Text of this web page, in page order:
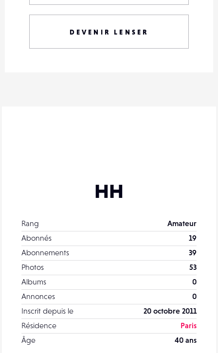
HH
Rang
Amateur
Abonnés
19
Abonnements
39
Photos
53
Albums
0
Annonces
0
Inscrit depuis le
20 octobre 2011
Résidence
Paris
Âge
40 ans
DEVENIR LENSER